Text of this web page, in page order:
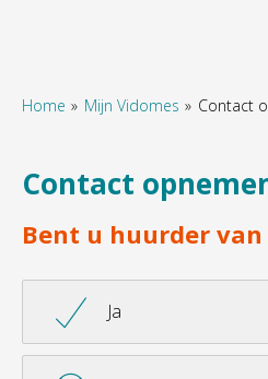
Home Mijn Vidomes Contact
Contact
Bent u huurder van
 Ja